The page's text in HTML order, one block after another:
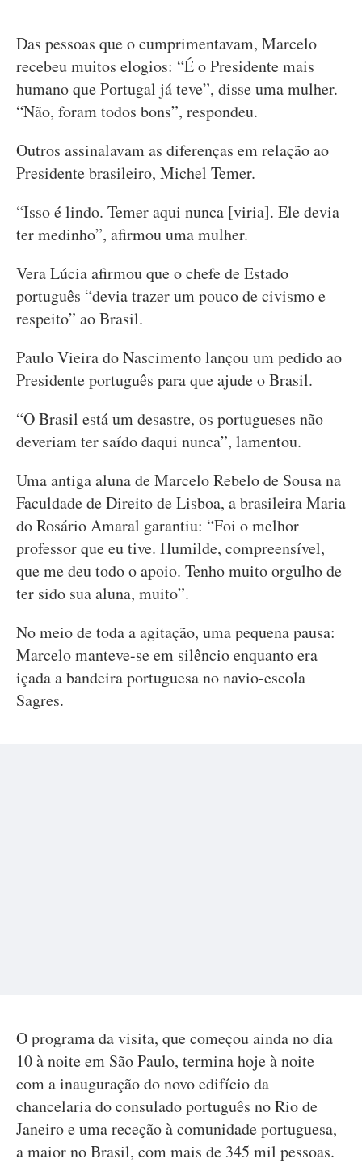
Das pessoas que o cumprimentavam, Marcelo
recebeu muitos elogios: “É o Presidente mais
humano que Portugal já teve”, disse uma mulher.
“Não, foram todos bons”, respondeu.
Outros assinalavam as diferenças em relação ao
Presidente brasileiro, Michel Temer.
“Isso é lindo. Temer aqui nunca [viria]. Ele devia
ter medinho”, afirmou uma mulher.
Vera Lúcia afirmou que o chefe de Estado
português “devia trazer um pouco de civismo e
respeito” ao Brasil.
Paulo Vieira do Nascimento lançou um pedido ao
Presidente português para que ajude o Brasil.
“O Brasil está um desastre, os portugueses não
deveriam ter saído daqui nunca”, lamentou.
Uma antiga aluna de Marcelo Rebelo de Sousa na
Faculdade de Direito de Lisboa, a brasileira Maria
do Rosário Amaral garantiu: “Foi o melhor
professor que eu tive. Humilde, compreensível,
que me deu todo o apoio. Tenho muito orgulho de
ter sido sua aluna, muito”.
No meio de toda a agitação, uma pequena pausa:
Marcelo manteve-se em silêncio enquanto era
içada a bandeira portuguesa no navio-escola
Sagres.
O programa da visita, que começou ainda no dia
10 à noite em São Paulo, termina hoje à noite
com a inauguração do novo edifício da
chancelaria do consulado português no Rio de
Janeiro e uma receção à comunidade portuguesa,
a maior no Brasil, com mais de 345 mil pessoas.